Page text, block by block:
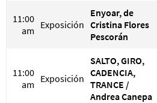
11:00
am Exposición
Enyoar, de
Cristina Flores
Pescorán
11:00
am Exposición
SALTO, GIRO,
CADENCIA,
TRANCE /
Andrea Canepa